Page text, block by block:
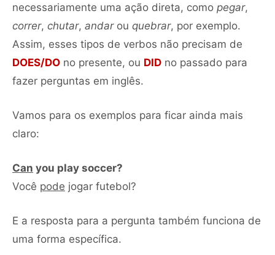
necessariamente uma ação direta, como pegar,
correr, chutar, andarou quebrar, por exemplo.
Assim, esses tipos de verbos não precisam de
DOES/DO no presente, ou DID no passado para
fazer perguntas em inglês.
Vamos para os exemplos para ficar ainda mais
claro:
Can you play soccer?
Você pode jogar futebol?
E a resposta para a pergunta também funciona de
uma forma específica.